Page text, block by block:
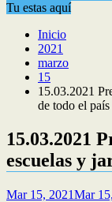
Tu estas aquí
Inicio
2021
marzo
15
15.03.2021
de todo el país
15.03.2021
escuelas y
Mar 15, 2021Mar